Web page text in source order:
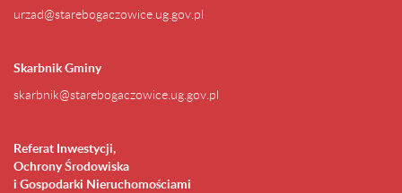
urzad@starebogaczowice.ug.gov.pl
Skarbnik Gminy
skarbnik@starebogaczowice.ug.gov.pl
Referat Inwestycji,
Ochrony Środowiska
i Gospodarki Nieruchomościami